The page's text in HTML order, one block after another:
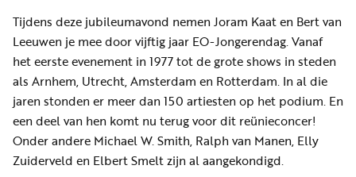
Tijdens deze jubileumavond nemen Joram Kaat en Bert van
Leeuwen je mee door vijftig jaar EO-Jongerendag. Vanaf
het eerste evenement in 1977 tot de grote shows in steden
als Arnhem, Utrecht, Amsterdam en Rotterdam. In al die
jaren stonden er meer dan 150 artiesten op het podium. En
een deel van hen komt nu terug voor dit reünieconcer!
Onder andere Michael W. Smith, Ralph van Manen, Elly
Zuiderveld en Elbert Smelt zijn al aangekondigd.
Algemene
voorwaarden